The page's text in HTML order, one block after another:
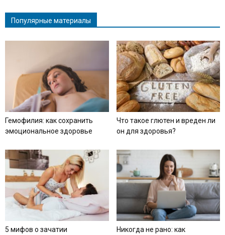
Популярные материалы
Гемофилия: как сохранить
эмоциональное здоровье
Что такое глютен и вреден ли
он для здоровья?
5 мифов о зачатии
Никогда не рано: как